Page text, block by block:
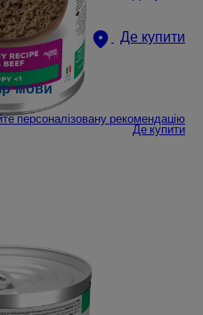
Де купити
мови
персоналізовану рекомендацію
Де купити